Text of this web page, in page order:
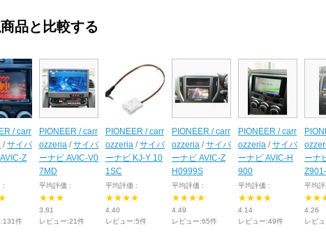
品と比較する
/ carr
/サイバ
Z
:
:131件
PIONEER / carr
ozzeria /サイバ
ーナビ AVIC-V0
7MD
平均評価 :
★★★
3.81
レビュー:21件
PIONEER / carr
ozzeria /サイバ
ーナビ KJ-Y 10
1SC
平均評価 :
★★★★
4.40
レビュー:5件
PIONEER / carr
ozzeria /サイバ
ーナビ AVIC-Z
H0999S
平均評価 :
★★★★
4.49
レビュー:65件
PIONEER / carr
ozzeria /サイバ
ーナビ AVIC-H
900
平均評価 :
★★★★
4.14
レビュー:49件
ーナ
平均
4.26
レビ